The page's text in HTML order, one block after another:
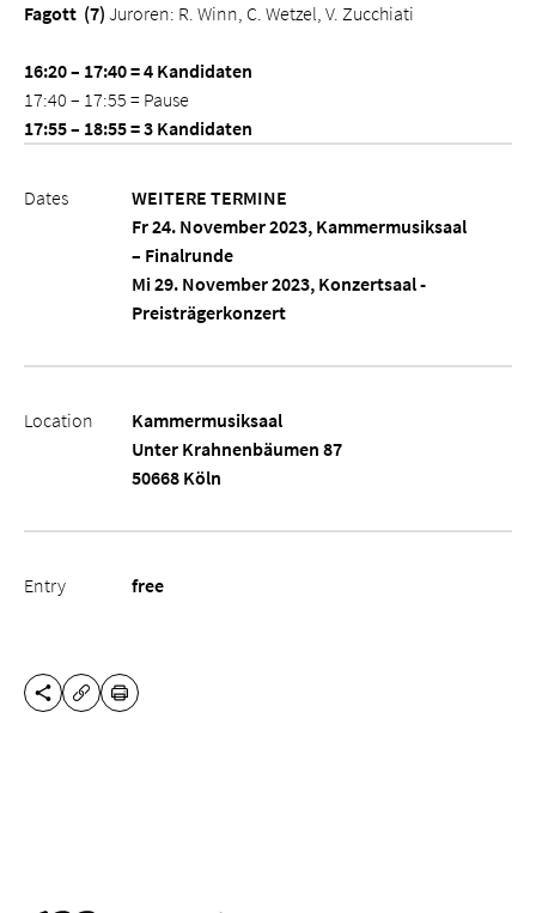
Fagott (7) Juroren: R. Winn, C. Wetzel, V. Zucchiati
16:20 – 17:40 = 4 Kandidaten
17:40 – 17:55 = Pause
17:55 – 18:55 = 3 Kandidaten
Dates
WEITERE TERMINE
Fr 24. November 2023, Kammermusiksaal
– Finalrunde
Mi 29. November 2023, Konzertsaal -
Preisträgerkonzert
Location
Kammermusiksaal
Unter Krahnenbäumen 87
50668 Köln
Entry free
SHARE THIS PAGE
COPY URL
PRINT